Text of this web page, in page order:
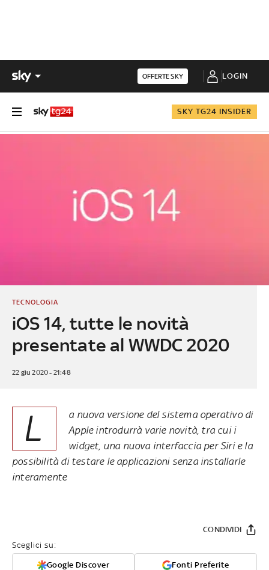
OFFERTE SKY LOGIN
SKY TG24 INSIDER
iOS 14, tutte le novità
presentate al WWDC 2020
TECNOLOGIA
22 giu 2020 - 21:48
L
a nuova versione del sistema operativo di
Apple introdurrà varie novità, tra cui i
widget, una nuova interfaccia per Siri e la
possibilità di testare le applicazioni senza installarle
interamente
Sceglici su:
Google Discover Fonti Preferite
CONDIVIDI